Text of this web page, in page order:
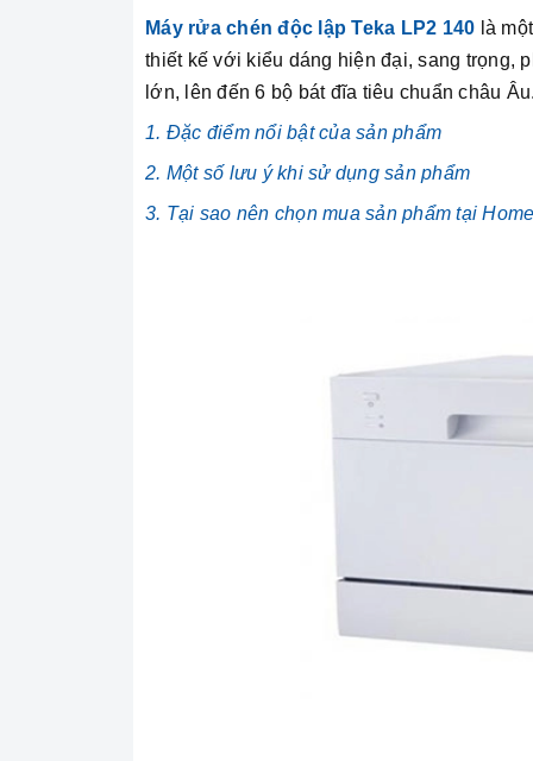
Máy rửa chén độc lập Teka LP2 140 là
thiết kế với kiểu dáng hiện đại, sang trọng,
lớn, lên đến 6 bộ bát đĩa tiêu chuẩn châu Âu.
1. Đặc điểm nổi bật của sản phẩm
2. Một số lưu ý khi sử dụng sản phẩm
3. Tại sao nên chọn mua sản phẩm tại